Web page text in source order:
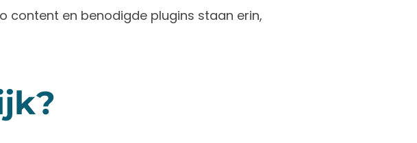
content en benodigde plugins staan erin,